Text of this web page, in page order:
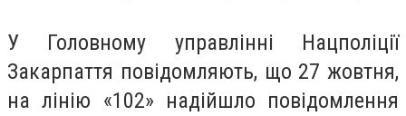
У Головному управлінні Нацполіції
Закарпаття повідомляють, що 27 жовтня,
на лінію «102» надійшло повідомлення